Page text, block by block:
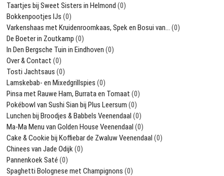
Taartjes bij Sweet Sisters in Helmond (0)
Bokkenpootjes IJs (0)
Varkenshaas met Kruidenroomkaas, Spek en Bosui van… (0)
De Boeter in Zoutkamp (0)
In Den Bergsche Tuin in Eindhoven (0)
Over & Contact (0)
Tosti Jachtsaus (0)
Lamskebab- en Mixedgrillspies (0)
Pinsa met Rauwe Ham, Burrata en Tomaat (0)
Pokébowl van Sushi Sian bij Plus Leersum (0)
Lunchen bij Broodjes & Babbels Veenendaal (0)
Ma-Ma Menu van Golden House Veenendaal (0)
Cake & Cookie bij Koffiebar de Zwaluw Veenendaal (0)
Chinees van Jade Odijk(0)
Pannenkoek Saté (0)
Spaghetti Bolognese met Champignons (0)